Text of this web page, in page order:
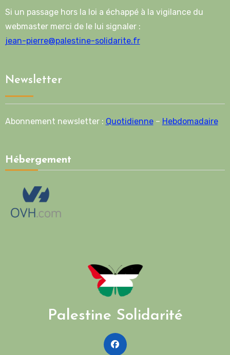
Si un passage hors la loi a échappé à la vigilance du
webmaster merci de le lui signaler :
jean-pierre@palestine-solidarite.fr
Newsletter
Abonnement newsletter : Quotidienne– Hebdomadaire
Hébergement
Palestine Solidarité